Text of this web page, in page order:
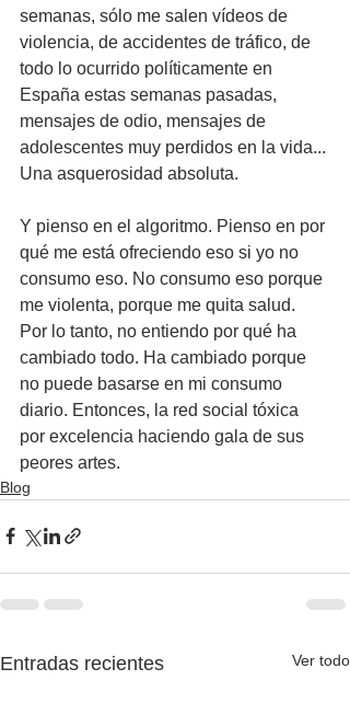
semanas, sólo me salen vídeos de
violencia, de accidentes de tráfico, de
todo lo ocurrido políticamente en
España estas semanas pasadas,
mensajes de odio, mensajes de
adolescentes muy perdidos en la vida...
Una asquerosidad absoluta.
Y pienso en el algoritmo. Pienso en por
qué me está ofreciendo eso si yo no
consumo eso. No consumo eso porque
me violenta, porque me quita salud.
Por lo tanto, no entiendo por qué ha
cambiado todo. Ha cambiado porque
no puede basarse en mi consumo
diario. Entonces, la red social tóxica
por excelencia haciendo gala de sus
peores artes.
Blog
Entradas recientes Ver todo